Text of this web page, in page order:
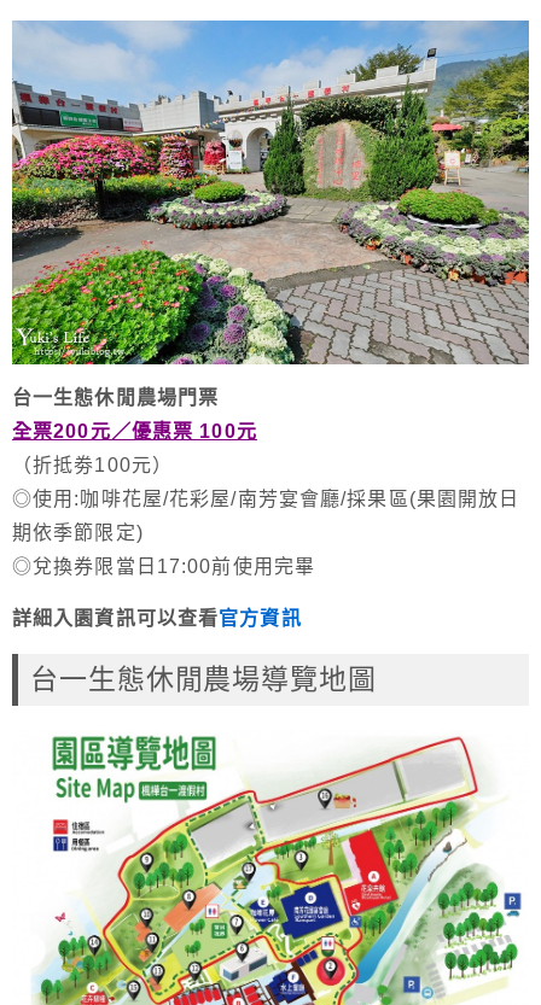
台一生態休閒農場門票
全票200元／優惠票 100元
（折抵劵100元）
◎使用:咖啡花屋/花彩屋/南芳宴會廳/採果區(果園開放日
期依季節限定)
◎兌換券限當日17:00前使用完畢
詳細入園資訊可以查看官方資訊
台一生態休閒農場導覽地圖